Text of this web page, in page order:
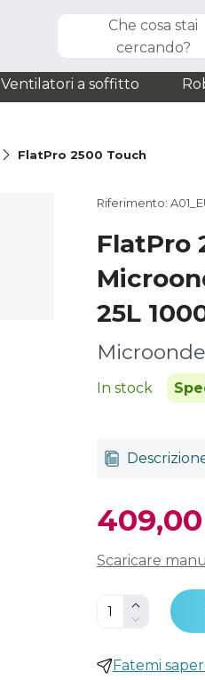
Che cosa stai
cercando?
Ventilatori a soffitto
FlatPro 2500 Touch
Riferimento:
FlatPro
25L
Microonde
In stock
Scaricare
Fatemi